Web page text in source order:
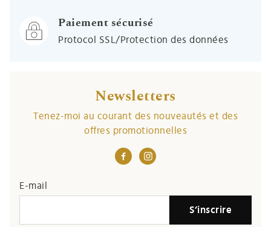
Paiement sécurisé
Protocol SSL/Protection des données
Newsletters
Tenez-moi au courant des nouveautés et des
offres promotionnelles
If you
E-mail
S’inscrire